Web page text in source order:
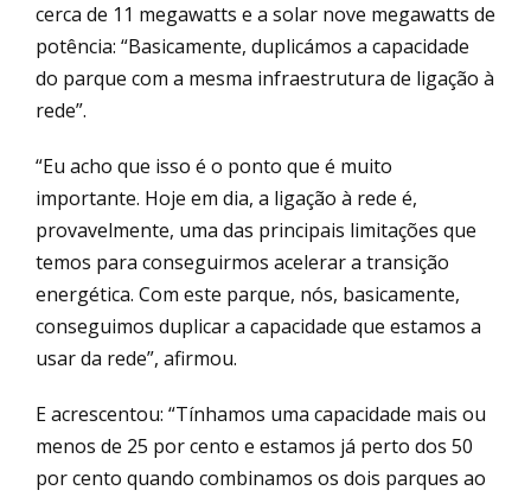
cerca de 11 megawatts e a solar nove megawatts de
potência: “Basicamente, duplicámos a capacidade
do parque com a mesma infraestrutura de ligação à
rede”.
“Eu acho que isso é o ponto que é muito
importante. Hoje em dia, a ligação à rede é,
provavelmente, uma das principais limitações que
temos para conseguirmos acelerar a transição
energética. Com este parque, nós, basicamente,
conseguimos duplicar a capacidade que estamos a
usar da rede”, afirmou.
E acrescentou: “Tínhamos uma capacidade mais ou
menos de 25 por cento e estamos já perto dos 50
por cento quando combinamos os dois parques ao